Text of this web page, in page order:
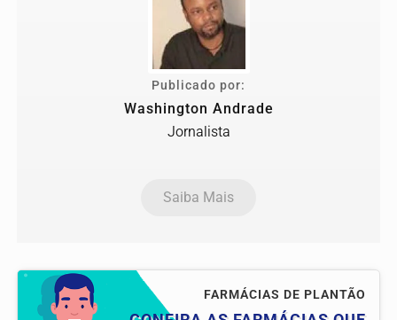
Publicado por:
Washington Andrade
Jornalista
Saiba Mais
FARMÁCIAS DE PLANTÃO